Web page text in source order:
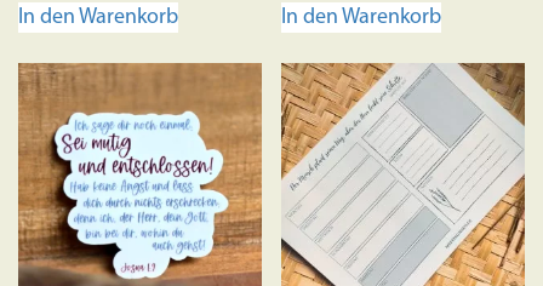
In den Warenkorb In den Warenkorb